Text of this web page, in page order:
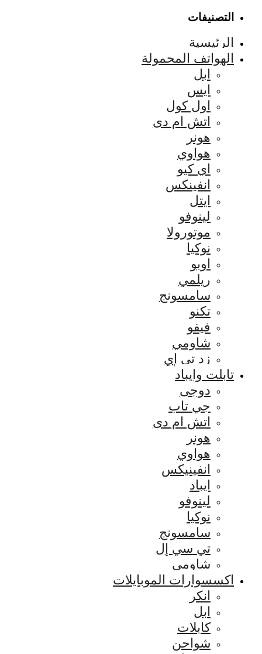
التصنيفات
الرئيسية
الهواتف المحمولة
ابل
ايس
اول كول
اتش ام دى
هونر
هواوي
اي كيو
انفينكس
ايتل
لينوفو
موتورولا
نوكيا
اوبو
ريلمي
سامسونج
تكنو
فيفو
شاومي
زد تي إي
تابلت وايباد
دوجى
جي تاب
اتش ام دى
هونر
هواوي
انفينيكس
ايباد
لينوفو
نوكيا
سامسونج
تي سي إل
شاومي
اكسسوارات الموبايلات
انكر
ابل
كابلات
شواحن